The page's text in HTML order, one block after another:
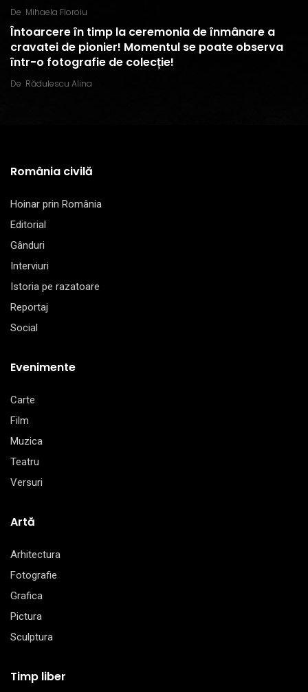
De Mihaela Floroiu
Întoarcere în timp la ceremonia de înmânare a
cravatei de pionier! Momentul se poate observa
într-o fotografie de colecție!
De Rădulescu Alina
România civilă
Hoinar prin România
Editorial
Gânduri
Interviuri
Istoria pe razatoare
Reportaj
Social
Evenimente
Carte
Film
Muzica
Teatru
Versuri
Artă
Arhitectura
Fotografie
Grafica
Pictura
Sculptura
Timp liber